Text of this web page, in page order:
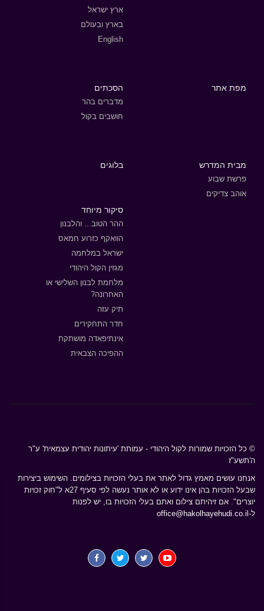
ארץ ישראל
בארץ ובעולם
English
מפת אתר הסכתים
מדברים בהר
חושבים בקול
מבית המדרש
פרשת שבוע
אוהב צדיקים
בלוגים
סיקור מיוחד
ההר הטוב... והלבנון
הוואקף כזרוע חמאס
ישראל במלחמה
מגזין הקול היהודי
מלחמת לבנון השלישי או
האחרונה?
תיק עזה
חדר התחקירים
אינתיפאדה מושתקת
ההפיכה הצבאית
© כל הזכויות שמורות לקול היהודי - עמותת 'עיתונות יהודית עצמאית' ע"ר
ה'תשע"ז
אנחנו עושים מאמץ גדול לאתר את בעלי הזכויות בצילומים. השימוש ביצירות
שבעל הזכויות בהן אינו ידוע או לא אותר נעשה לפי סעיף 27א ל"חוק זכויות
יוצרים". אם זיהיתם צילום ואתם בעלי הזכויות בו, יש לפנות
ל- office@hakolhayehudi.co.il